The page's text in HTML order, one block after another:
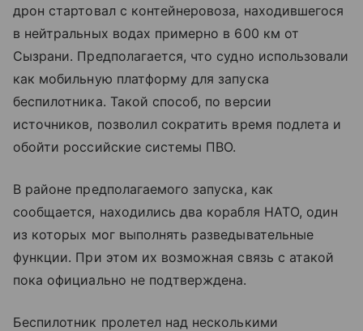
дрон стартовал с контейнеровоза, находившегося
в нейтральных водах примерно в 600 км от
Сызрани. Предполагается, что судно использовали
как мобильную платформу для запуска
беспилотника. Такой способ, по версии
источников, позволил сократить время подлета и
обойти российские системы ПВО.
В районе предполагаемого запуска, как
сообщается, находились два корабля НАТО, один
из которых мог выполнять разведывательные
функции. При этом их возможная связь с атакой
пока официально не подтверждена.
Беспилотник пролетел над несколькими